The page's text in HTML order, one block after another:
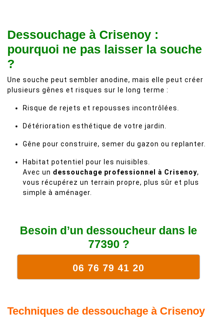
Dessouchage à Crisenoy :
pourquoi ne pas laisser la souche
?
Une souche peut sembler anodine, mais elle peut créer
plusieurs gênes et risques sur le long terme :
Risque de rejets et repousses incontrôlées.
Détérioration esthétique de votre jardin.
Gêne pour construire, semer du gazon ou replanter.
Habitat potentiel pour les nuisibles.
Avec un dessouchage professionnel à Crisenoy,
vous récupérez un terrain propre, plus sûr et plus
simple à aménager.
Besoin d’un dessoucheur dans le
77390 ?
06 76 79 41 20
Techniques de dessouchage à Crisenoy